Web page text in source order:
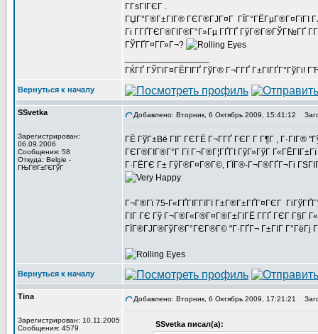
ГГѕГІГЄГ .
ГЏГ°Г®Г±ГІГ® ГЄГ®ГЈГ¤Г ГЇГ°ГЁГµГ®Г¤ГїГІ
Гі Г­ГҐГЄГ®ГІГ®Г°Г»Гµ ГҐГҐ ГўГ®Г®ГЎГ№ГҐ
ГЎГҐГ¤Г­Г»Г¬?
ГЌГҐ ГЎГіГ¤ГЁГІГҐ ГўГ® Г¬Г­ГҐ Г±ГІГҐГ°ГўГі!
Вернуться к началу
SSvetka
Зарегистрирован:
06.09.2006
Сообщения: 58
Откуда: Belgie -
ГЊГ®Г±ГЄГўГ
Добавлено: Вторник, 6 Октябрь 2009, 15:41:12
ГЁ ГўГ±Вё ГІГ ГЄГЁ Г¬Г­ГҐ ГЄГ Г Г¶Г , Г·ГІГ®
ГЄГ®ГІГ®Г°Г Гї Г¬Г®Г¦ГҐГІ ГўГ»ГўГ
Г·ГЁГЄ Г± ГўГ®Г¤Г®Г©, ГЇГ®-Г¬Г®ГҐГ¬Гі
Г¬Г®Гї 75-Г«ГҐГІГ­ГїГї Г±Г®Г±ГҐГ¤ГЄГ
ГІГ ГЄ Гў Г¬Г®Г«Г®Г¤Г®Г±ГІГЁ Г­ГҐ ГЄГ Г§Г
ГЇГ®ГЈГ®ГўГ®Г°ГЄГ®Г© "Г·ГҐГ¬ Г±ГІГ
Вернуться к началу
Tina
Зарегистрирован: 10.11.2005
Сообщения: 4579
Добавлено: Вторник, 6 Октябрь 2009, 17:21:21
SSvetka писал(а):